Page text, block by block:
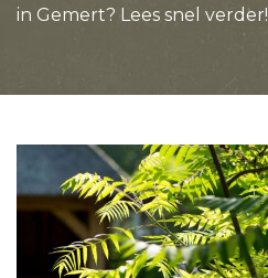
in Gemert? Lees snel verder!